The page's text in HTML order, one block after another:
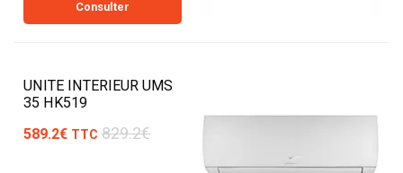
Consulter
UNITE INTERIEUR UMS
35 HK519
589.2€ TTC 829.2€